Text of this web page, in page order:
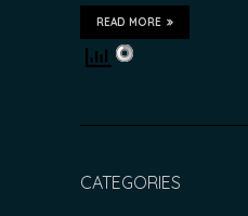
READ MORE
CATEGORIES